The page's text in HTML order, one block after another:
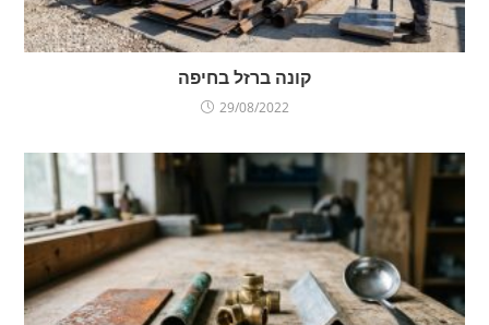
קונה ברזל בחיפה
29/08/2022